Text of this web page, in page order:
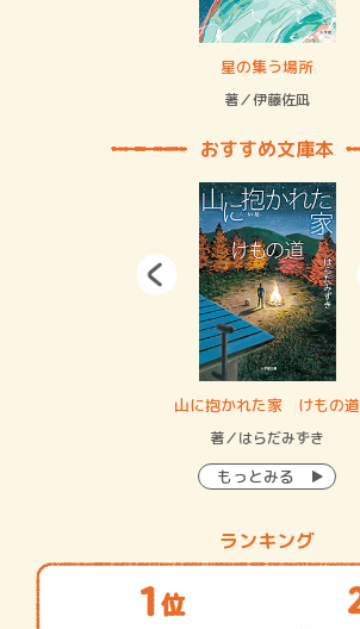
星の集う場所
著／伊藤佐凪
おすすめ文庫本
山に抱かれた家 けもの道
著／はらだみずき
もっとみる
ランキング